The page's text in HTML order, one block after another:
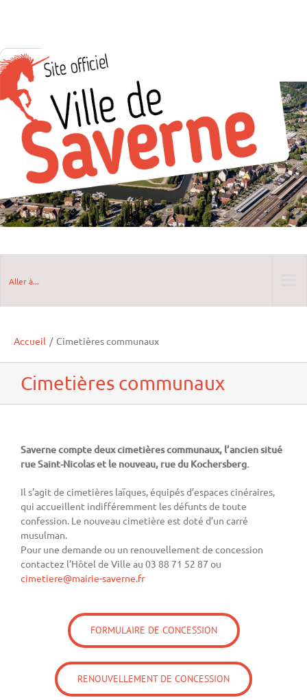
Aller à...
Accueil / Cimetières communaux
Cimetières communaux
Saverne compte deux cimetières communaux, l’ancien situé
rue Saint-Nicolas et le nouveau, rue du Kochersberg.
Il s’agit de cimetières laïques, équipés d’espaces cinéraires,
qui accueillent indifféremment les défunts de toute
confession. Le nouveau cimetière est doté d’un carré
musulman.
Pour une demande ou un renouvellement de concession
contactez l’Hôtel de Ville au 03 88 71 52 87 ou
cimetiere@mairie-saverne.fr
FORMULAIRE DE CONCESSION
RENOUVELLEMENT DE CONCESSION